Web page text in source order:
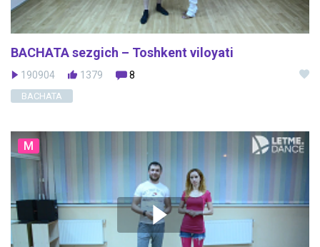
BACHATA sezgich – Toshkent viloyati
190904 1379 8
BACHATA
M